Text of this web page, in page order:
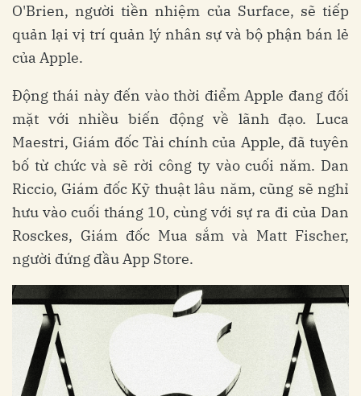
O'Brien, người tiền nhiệm của Surface, sẽ tiếp
quản lại vị trí quản lý nhân sự và bộ phận bán lẻ
của Apple.
Động thái này đến vào thời điểm Apple đang đối
mặt với nhiều biến động về lãnh đạo. Luca
Maestri, Giám đốc Tài chính của Apple, đã tuyên
bố từ chức và sẽ rời công ty vào cuối năm. Dan
Riccio, Giám đốc Kỹ thuật lâu năm, cũng sẽ nghỉ
hưu vào cuối tháng 10, cùng với sự ra đi của Dan
Rosckes, Giám đốc Mua sắm và Matt Fischer,
người đứng đầu App Store.